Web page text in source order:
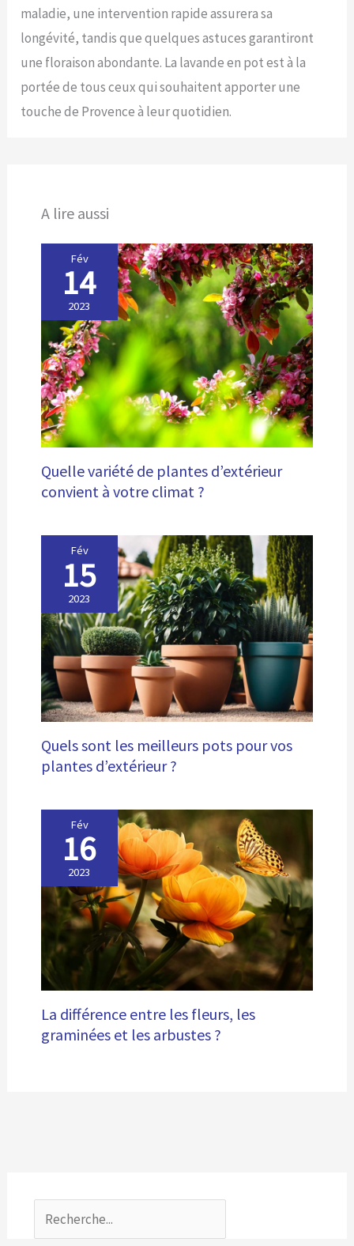
maladie, une intervention rapide assurera sa
longévité, tandis que quelques astuces garantiront
une floraison abondante. La lavande en pot est à la
portée de tous ceux qui souhaitent apporter une
touche de Provence à leur quotidien.
A lire aussi
Fév
14
2023
Quelle variété de plantes d’extérieur
convient à votre climat ?
Fév
15
2023
Quels sont les meilleurs pots pour vos
plantes d’extérieur ?
Fév
16
2023
La différence entre les fleurs, les
graminées et les arbustes ?